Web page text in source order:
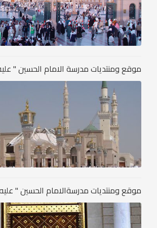
موقع ومنتديات مدرسة الامام الحسين "
موقع ومنتديات مدرسةالامام الحسين " عليه